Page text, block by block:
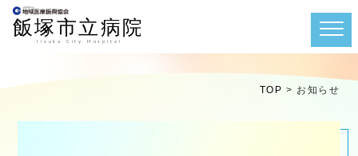
TOP > お知らせ